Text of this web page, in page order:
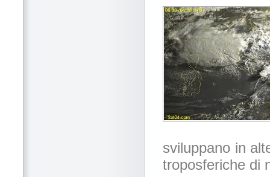
sviluppano in
troposferiche di